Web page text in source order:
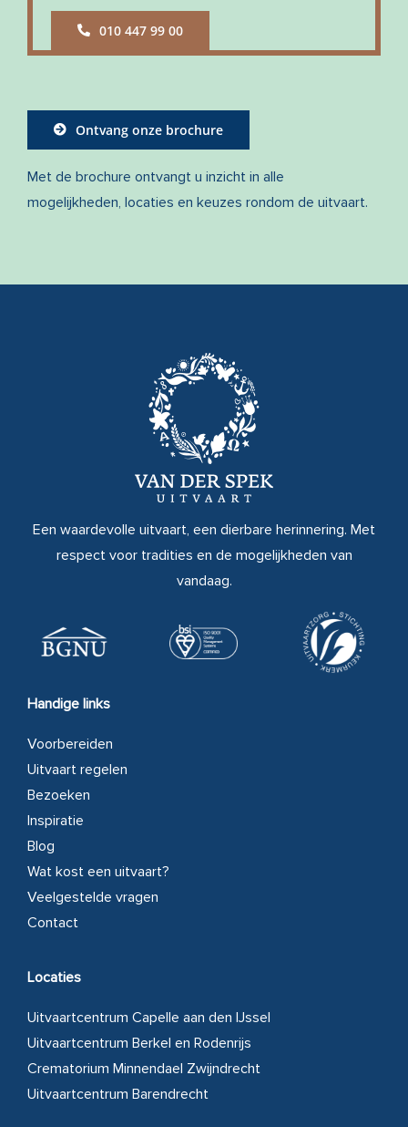
010 447 99 00
Ontvang onze brochure
Met de brochure ontvangt u inzicht in alle
mogelijkheden, locaties en keuzes rondom de uitvaart.
Een waardevolle uitvaart, een dierbare herinnering. Met
respect voor tradities en de mogelijkheden van
vandaag.
Handige links
Voorbereiden
Uitvaart regelen
Bezoeken
Inspiratie
Blog
Wat kost een uitvaart?
Veelgestelde vragen
Contact
Locaties
Uitvaartcentrum Capelle aan den IJssel
Uitvaartcentrum Berkel en Rodenrijs
Crematorium Minnendael Zwijndrecht
Uitvaartcentrum Barendrecht